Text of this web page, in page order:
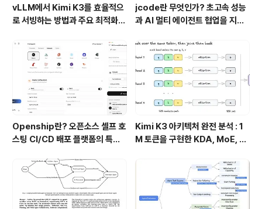
vLLM에서 Kimi K3를 효율적으
로 서빙하는 방법과 주요 최적화
jcode란 무엇인가? 초고속 성능
과 AI 멀티 에이전트 협업을 지원
Openship란? 오픈소스 셀프 호
스팅 CI/CD 배포 플랫폼의 특징
Kimi K3 아키텍처 완전 분석 : 1
M 토큰을 구현한 KDA, MoE, Fl
핵심 기술